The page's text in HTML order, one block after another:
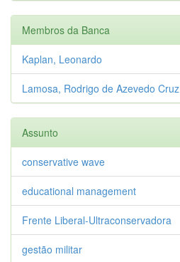
Membros da Banca
Kaplan, Leonardo
Lamosa, Rodrigo de Azevedo Cruz
Assunto
conservative wave
educational management
Frente Liberal-Ultraconservadora
gestão militar